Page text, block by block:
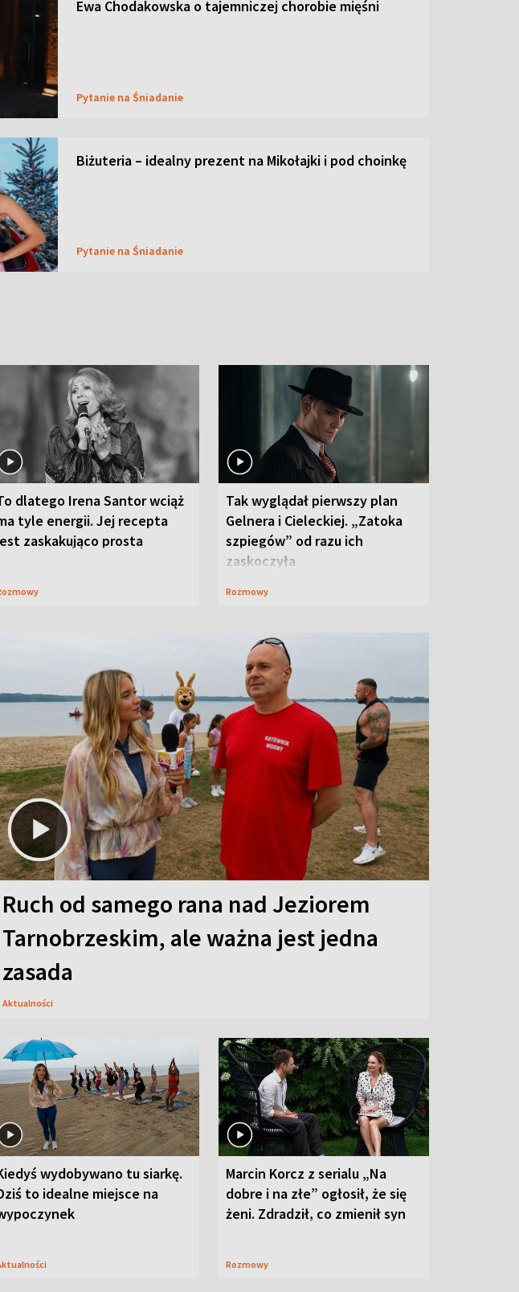
Ewa Chodakowska o tajemniczej chorobie mięśni
Pytanie na Śniadanie
Biżuteria – idealny prezent na Mikołajki i pod choinkę
Pytanie na Śniadanie
dlatego Irena Santor wciąż
tyle energii. Jej recepta
zaskakująco prosta
Rozmowy
Tak wyglądał pierwszy plan
Gelnera i Cieleckiej. „Zatoka
szpiegów” od razu ich
zaskoczyła
Rozmowy
Ruch od samego rana nad Jeziorem
Tarnobrzeskim, ale ważna jest jedna
zasada
Aktualności
wydobywano tu siarkę.
to idealne miejsce na
Aktualności
Marcin Korcz z serialu „Na
dobre i na złe” ogłosił, że się
żeni. Zdradził, co zmienił syn
Rozmowy